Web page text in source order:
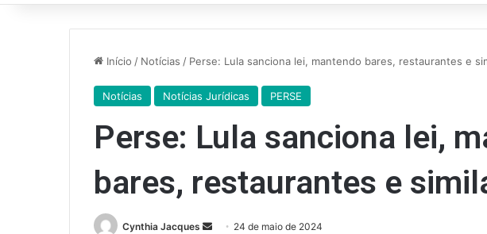
Início / Notícias / Perse: Lula sanciona lei, mantendo bares, restaurantes e
Notícias Notícias Jurídicas PERSE
Perse: Lula sanciona lei,
bares, restaurantes e
Cynthia Jacques
Mande24 de maio de 2024